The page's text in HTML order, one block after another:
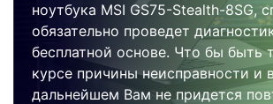
ноутбука MSI GS75-Stealth-8SG,
обязательно проведет
бесплатной основе. Что бы быть
курсе причины неисправности и
дальнейшем Вам не придется